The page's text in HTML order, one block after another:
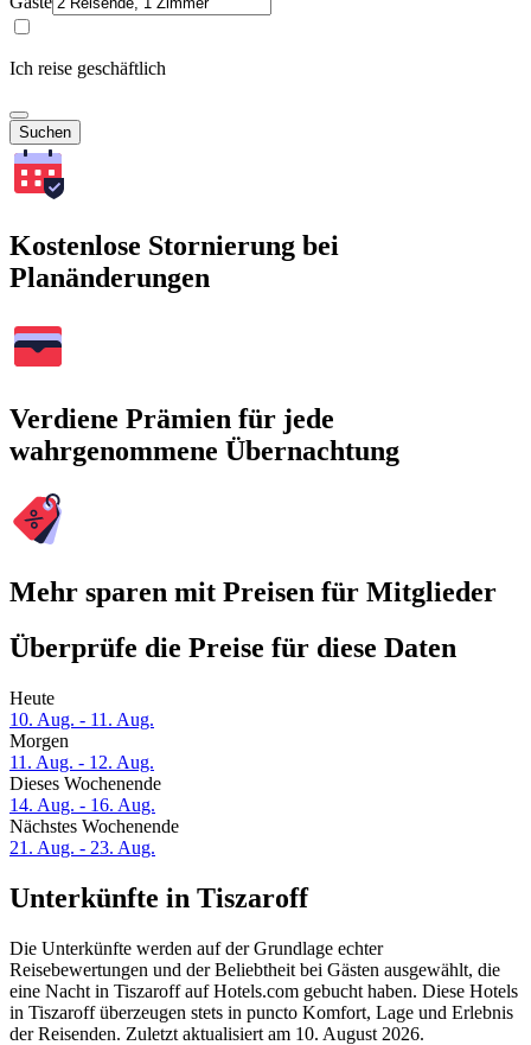
Ich reise geschäftlich
Suchen
Kostenlose Stornierung bei
Planänderungen
Verdiene Prämien für jede
wahrgenommene Übernachtung
Mehr sparen mit Preisen für Mitglieder
Überprüfe die Preise für diese Daten
Heute
10. Aug. - 11. Aug.
Morgen
11. Aug. - 12. Aug.
Dieses Wochenende
14. Aug. - 16. Aug.
Nächstes Wochenende
21. Aug. - 23. Aug.
Unterkünfte in Tiszaroff
Die Unterkünfte werden auf der Grundlage echter
Reisebewertungen und der Beliebtheit bei Gästen ausgewählt, die
eine Nacht in Tiszaroff auf Hotels.com gebucht haben. Diese Hotels
in Tiszaroff überzeugen stets in puncto Komfort, Lage und Erlebnis
der Reisenden. Zuletzt aktualisiert am 10. August 2026.